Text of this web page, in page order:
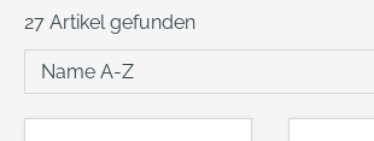
27 Artikel gefunden